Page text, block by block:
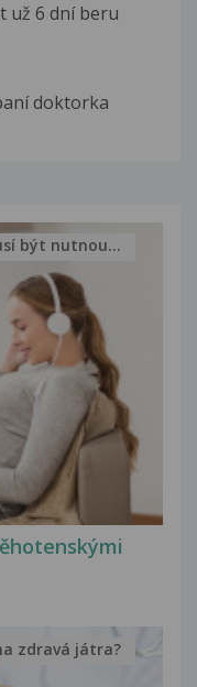
už 6 dní beru
doktorka
být nutnou...
zdravá játra?